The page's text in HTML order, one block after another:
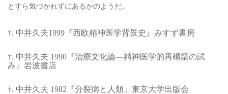
とすら気づかれずにあるかのようだ。
†. 中井久夫1999『西欧精神医学背景史』みすず書房
†. 中井久夫 1990『治療文化論—精神医学的再構築の試
み』岩波書店
†. 中井久夫 1982『分裂病と人類』東京大学出版会